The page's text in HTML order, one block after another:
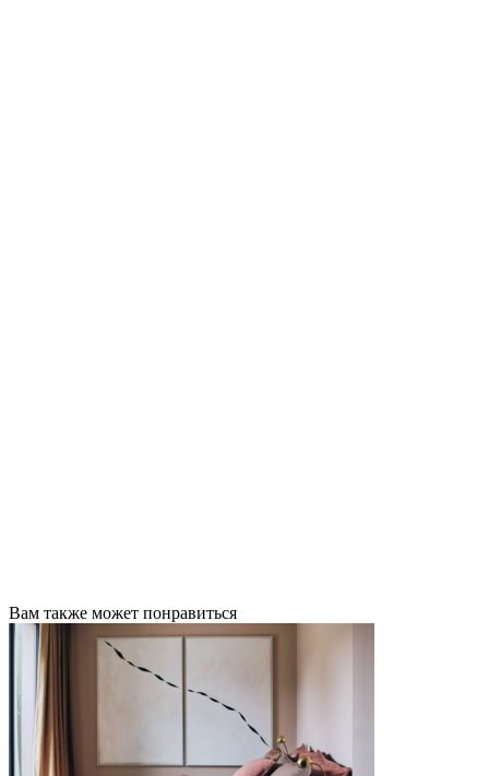
Вам также может понравиться